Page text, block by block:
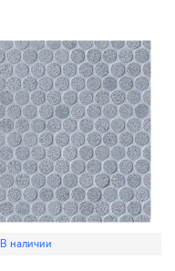
В наличии